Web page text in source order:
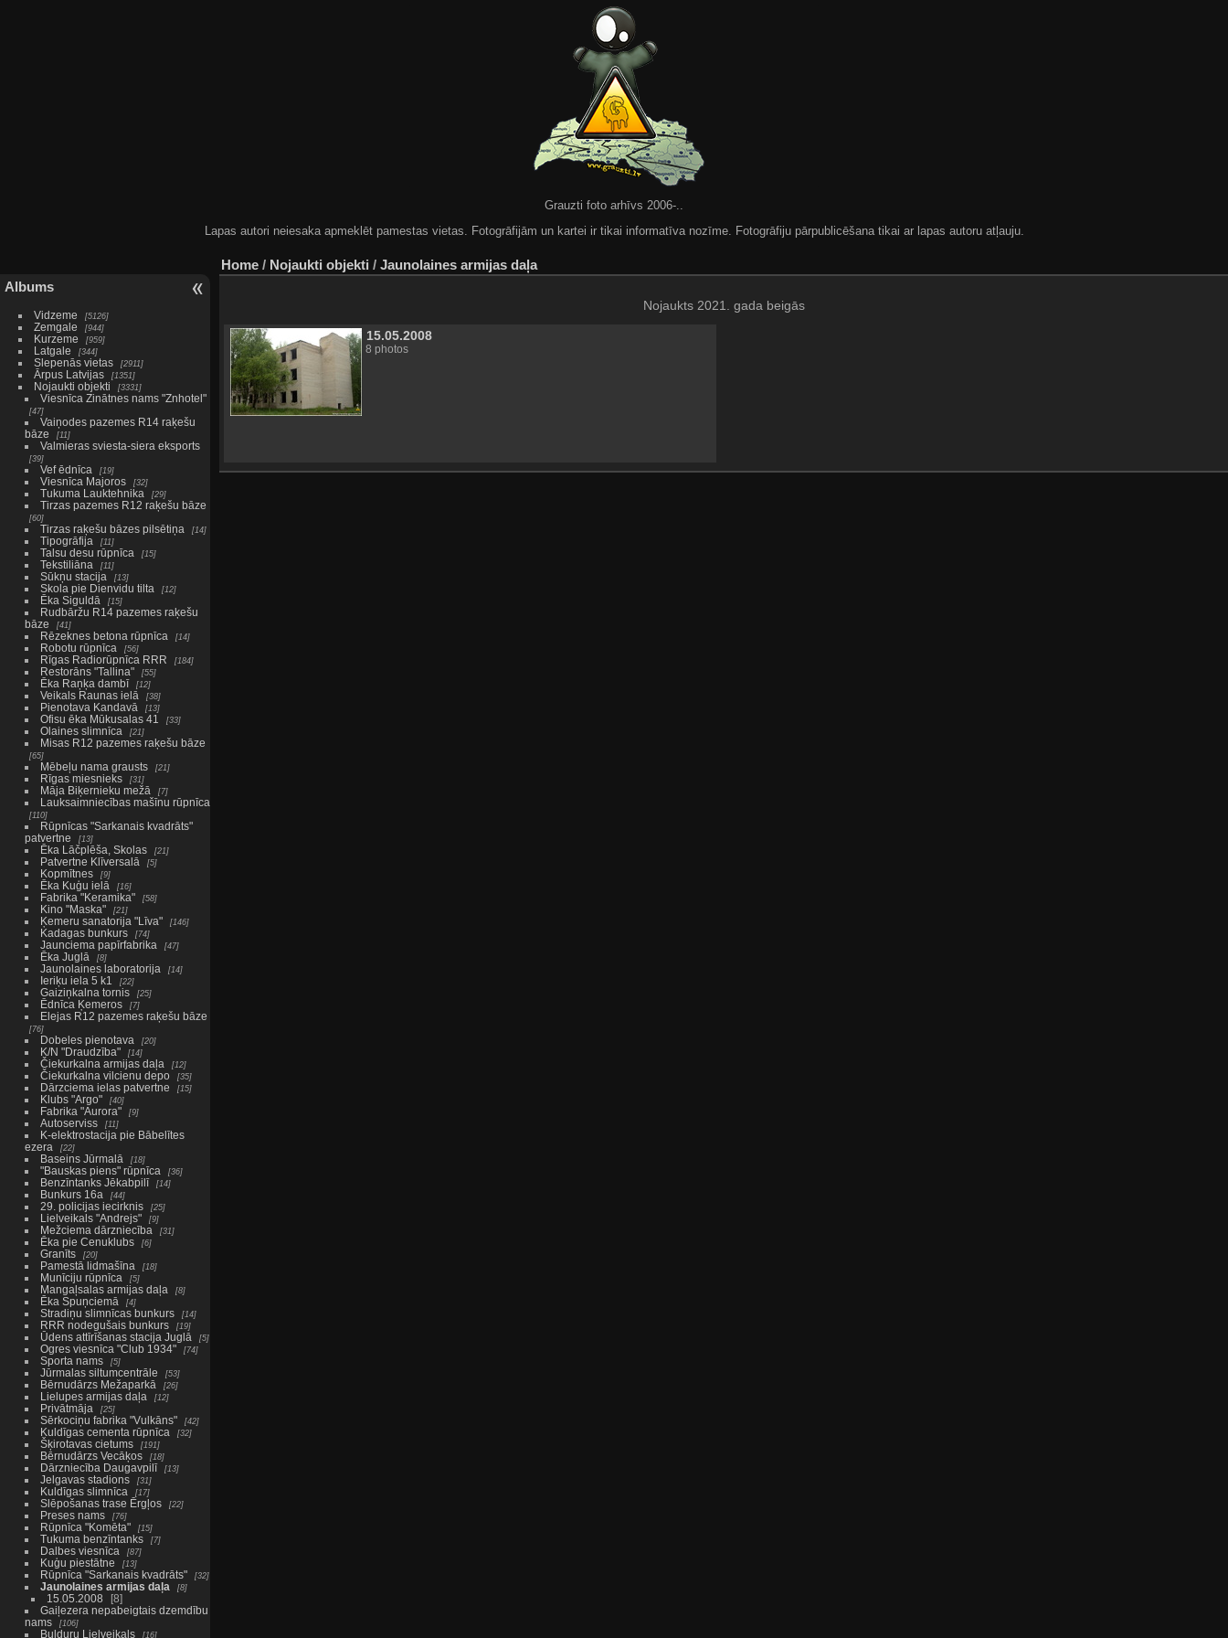
Grauzti foto arhīvs 2006-..
Lapas autori neiesaka apmeklēt pamestas vietas. Fotogrāfijām un kartei ir tikai informatīva nozīme. Fotogrāfiju pārpublicēšana tikai ar lapas autoru atļauju.
Albums
Vidzeme 5126
Zemgale 944
Kurzeme 959
Latgale 344
Slepenās vietas 2911
Ārpus Latvijas 1351
Nojaukti objekti 3331
Viesnīca Zinātnes nams "Znhotel"
47
Vaiņodes pazemes R14 raķešu
bāze
11
Valmieras sviesta-siera eksports
39
Vef ēdnīca 19
Viesnīca Majoros 32
Tukuma Lauktehnika 29
Tirzas pazemes R12 raķešu bāze
60
Tirzas raķešu bāzes pilsētiņa 14
Tipogrāfija 11
Talsu desu rūpnīca 15
Tekstiliāna 11
Sūkņu stacija 13
Skola pie Dienvidu tilta 12
Ēka Siguldā 15
Rudbāržu R14 pazemes raķešu
bāze
41
Rēzeknes betona rūpnīca 14
Robotu rūpnīca 56
Rīgas Radiorūpnīca RRR 184
Restorāns "Tallina" 55
Ēka Raņķa dambī 12
Veikals Raunas ielā 38
Pienotava Kandavā 13
Ofisu ēka Mūkusalas 41 33
Olaines slimnīca 21
Misas R12 pazemes raķešu bāze
65
Mēbeļu nama grausts 21
Rīgas miesnieks 31
Māja Biķernieku mežā 7
Lauksaimniecības mašīnu rūpnīca
110
Rūpnīcas "Sarkanais kvadrāts"
patvertne
13
Ēka Lāčplēša, Skolas 21
Patvertne Klīversalā 5
Kopmītnes 9
Ēka Kuģu ielā 16
Fabrika "Keramika" 58
Kino "Maska" 21
Ķemeru sanatorija "Līva" 146
Kadagas bunkurs 74
Jaunciema papīrfabrika 47
Ēka Juglā 8
Jaunolaines laboratorija 14
Ieriķu iela 5 k1 22
Gaiziņkalna tornis 25
Ēdnīca Ķemeros 7
Elejas R12 pazemes raķešu bāze
76
Dobeles pienotava 20
K/N "Draudzība" 14
Čiekurkalna armijas daļa 12
Čiekurkalna vilcienu depo 35
Dārzciema ielas patvertne 15
Klubs "Argo" 40
Fabrika "Aurora" 9
Autoserviss 11
K-elektrostacija pie Bābelītes
ezera
22
Baseins Jūrmalā 18
"Bauskas piens" rūpnīca 36
Benzīntanks Jēkabpilī 14
Bunkurs 16a 44
29. policijas iecirknis 25
Lielveikals "Andrejs" 9
Mežciema dārzniecība 31
Ēka pie Cenuklubs 6
Granīts 20
Pamestā lidmašīna 18
Munīciju rūpnīca 5
Mangaļsalas armijas daļa 8
Ēka Spuņciemā 4
Stradiņu slimnīcas bunkurs 14
RRR nodegušais bunkurs 19
Ūdens attīrīšanas stacija Juglā 5
Ogres viesnīca "Club 1934" 74
Sporta nams 5
Jūrmalas siltumcentrāle 53
Bērnudārzs Mežaparkā 26
Lielupes armijas daļa 12
Privātmāja 25
Sērkociņu fabrika "Vulkāns" 42
Kuldīgas cementa rūpnīca 32
Šķirotavas cietums 191
Bērnudārzs Vecāķos 18
Dārzniecība Daugavpilī 13
Jelgavas stadions 31
Kuldīgas slimnīca 17
Slēpošanas trase Ērgļos 22
Preses nams 76
Rūpnīca "Komēta" 15
Tukuma benzīntanks 7
Dalbes viesnīca 87
Kuģu piestātne 13
Rūpnīca "Sarkanais kvadrāts" 32
Jaunolaines armijas daļa 8
15.05.2008
8
Gaiļezera nepabeigtais dzemdību
nams
106
Bulduru Lielveikals 16
Home / Nojaukti objekti / Jaunolaines armijas daļa
Nojaukts 2021. gada beigās
15.05.2008
8 photos